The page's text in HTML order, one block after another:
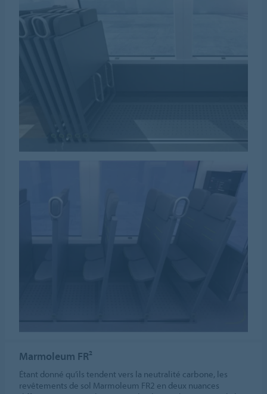
Marmoleum FR²
Étant donné qu’ils tendent vers la neutralité carbone, les
revêtements de sol Marmoleum FR2 en deux nuances